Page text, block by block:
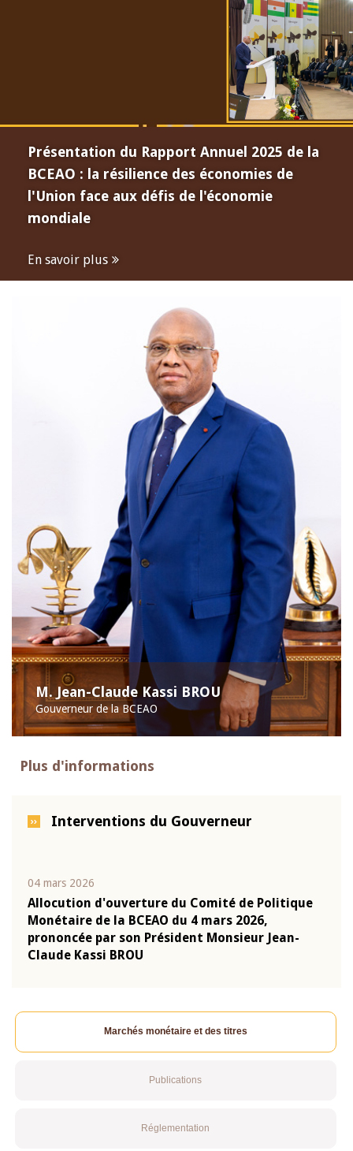
Présentation du Rapport Annuel 2025 de la
BCEAO : la résilience des économies de
l'Union face aux défis de l'économie
mondiale
En savoir plus
M. Jean-Claude Kassi BROU
Gouverneur de la BCEAO
Plus d'informations
Interventions du Gouverneur
04 mars 2026
Allocution d'ouverture du Comité de Politique
Monétaire de la BCEAO du 4 mars 2026,
prononcée par son Président Monsieur Jean-
Claude Kassi BROU
Marchés monétaire et des titres
Publications
Réglementation